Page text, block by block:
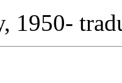
1950-